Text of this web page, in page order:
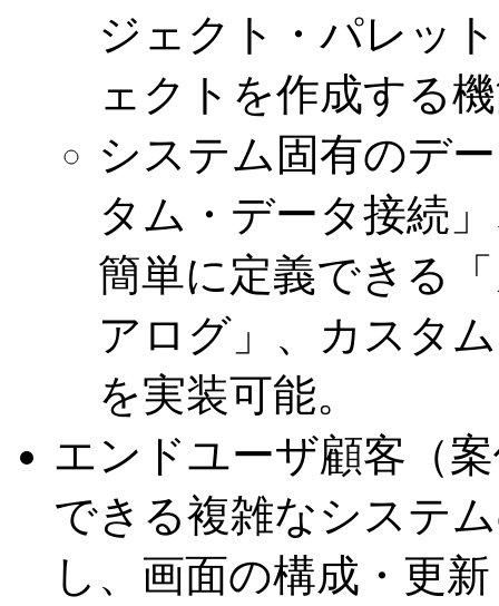
ジェクト・パレッ
ェクトを作成する
システム固有のデ
タム・データ接続
簡単に定義できる
アログ」、カスタ
を実装可能。
エンドユーザ顧客（
できる複雑なシステ
し、画面の構成・更